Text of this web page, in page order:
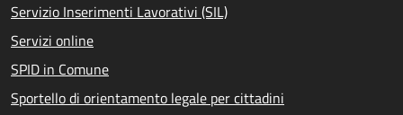
Servizio Inserimenti Lavorativi (SIL)
Servizi online
SPID in Comune
Sportello di orientamento legale per cittadini